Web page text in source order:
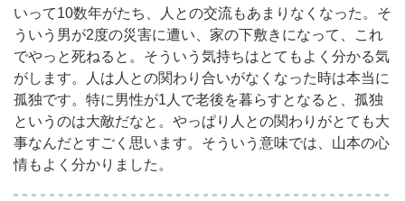
いって10数年がたち、人との交流もあまりなくなった。そ
ういう男が2度の災害に遭い、家の下敷きになって、これ
でやっと死ねると。そういう気持ちはとてもよく分かる気
がします。人は人との関わり合いがなくなった時は本当に
孤独です。特に男性が1人で老後を暮らすとなると、孤独
というのは大敵だなと。やっぱり人との関わりがとても大
事なんだとすごく思います。そういう意味では、山本の心
情もよく分かりました。